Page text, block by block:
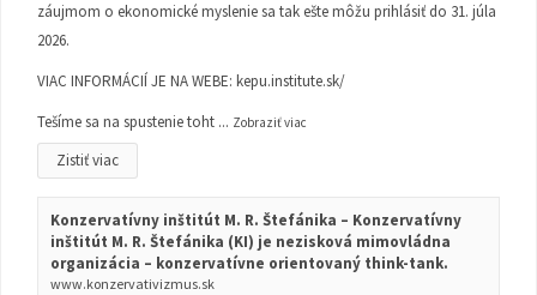
záujmom o ekonomické myslenie sa tak ešte môžu prihlásiť do 31. júla
2026.
VIAC INFORMÁCIÍ JE NA WEBE: kepu.institute.sk/
Tešíme sa na spustenie toht ... Zobraziť viac
Zistiť viac
Konzervatívny inštitút M. R. Štefánika – Konzervatívny
inštitút M. R. Štefánika (KI) je nezisková mimovládna
organizácia – konzervatívne orientovaný think-tank.
www.konzervativizmus.sk